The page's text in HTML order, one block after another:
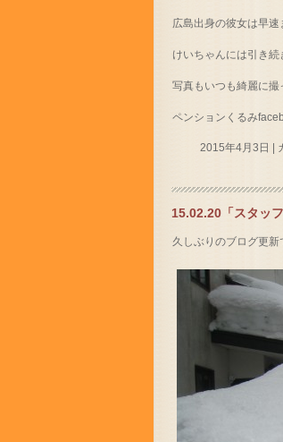
広島出身の彼女は早
けいちゃんには引き
写真もいつも綺麗に
ペンションくるみ
2015年4月3日
15.02.20「スタッ
久しぶりのブログ更新